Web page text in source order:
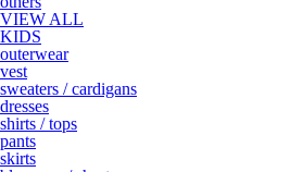
VIEW ALL
KIDS
outerwear
vest
sweaters / cardigans
dresses
shirts / tops
pants
skirts